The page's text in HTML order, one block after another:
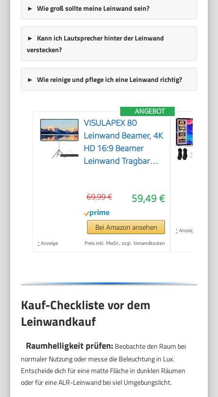
Wie groß sollte meine Leinwand sein?
Kann ich Lautsprecher hinter der Leinwand
verstecken?
Wie reinige und pflege ich eine Leinwand richtig?
ANGEBOT
VISULAPEX 80
Leinwand Beamer, 4K
HD 16:9 Beamer
Leinwand Tragbar
Ideal für Heimkino,
Camping und
Freizeitveranstaltungen
59,49 €
69,99 €
Bei Amazon ansehen
* Anzeige Preis inkl. MwSt., zzgl. Versandkosten
* Anzeige
Kauf-Checkliste vor dem
Leinwandkauf
Raumhelligkeit prüfen: Beobachte den Raum bei
normaler Nutzung oder messe die Beleuchtung in Lux.
Entscheide dich für eine matte Fläche in dunklen Räumen
oder für eine ALR-Leinwand bei viel Umgebungslicht.